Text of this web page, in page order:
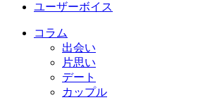
ユーザーボイス
コラム
出会い
片思い
デート
カップル